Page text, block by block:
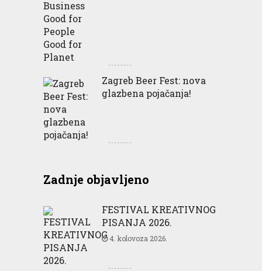
Zagreb Beer Fest: nova
glazbena pojačanja!
Zadnje objavljeno
FESTIVAL KREATIVNOG
PISANJA 2026.
4. kolovoza 2026.